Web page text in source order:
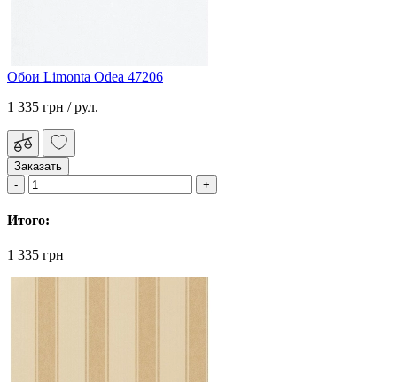
Обои Limonta Odea 47206
1 335 грн / рул.
Заказать
Итого:
1 335 грн